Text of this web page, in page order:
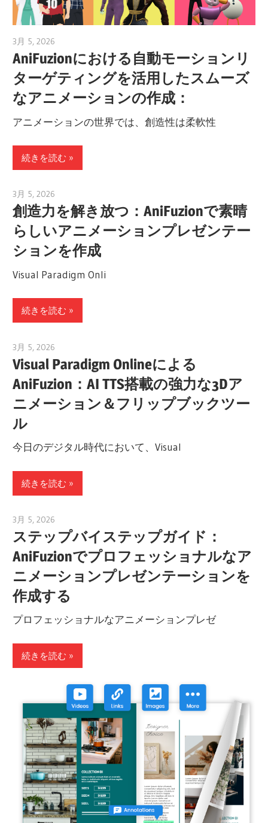
3月 5, 2026
AniFuzionにおける自動モーションリ
ターゲティングを活用したスムーズ
なアニメーションの作成：
アニメーションの世界では、創造性は柔軟性
続きを読む
3月 5, 2026
創造力を解き放つ：AniFuzionで素晴
らしいアニメーションプレゼンテー
ションを作成
Visual Paradigm Onli
続きを読む
3月 5, 2026
Visual Paradigm Onlineによる
AniFuzion：AI TTS搭載の強力な3Dア
ニメーション＆フリップブックツー
ル
今日のデジタル時代において、Visual
続きを読む
3月 5, 2026
ステップバイステップガイド：
AniFuzionでプロフェッショナルなア
ニメーションプレゼンテーションを
作成する
プロフェッショナルなアニメーションプレゼ
続きを読む